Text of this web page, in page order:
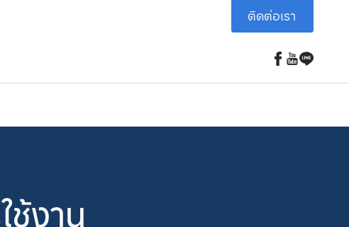
ติดต่อเรา
ช้งาน